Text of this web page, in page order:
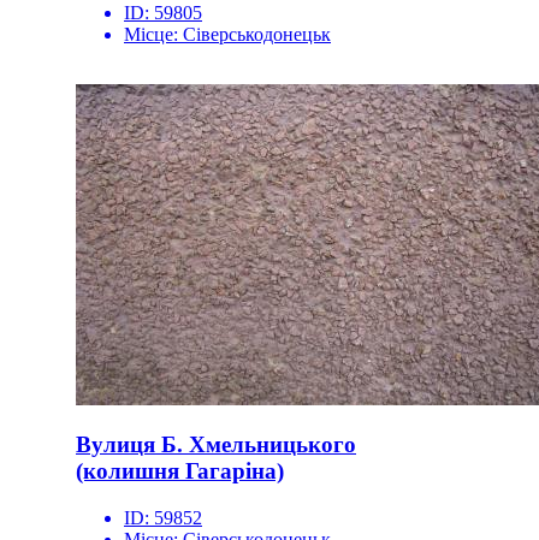
ID: 59805
Місце: Сіверськодонецьк
Вулиця Б. Хмельницького
(колишня Гагаріна)
ID: 59852